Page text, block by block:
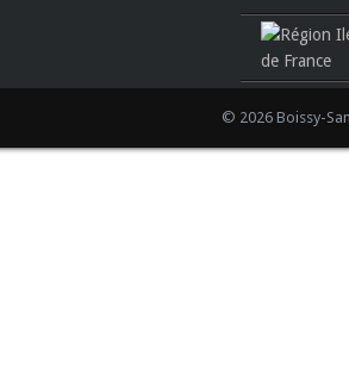
de France
© 2026 Boissy-